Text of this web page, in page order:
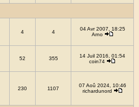
4 4
04 Avr 2007, 18:25
Arno
52 355
14 Juil 2016, 01:54
coin74
230 1107
07 Aoû 2024, 10:46
richardunord